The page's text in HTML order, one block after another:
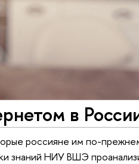
в
россияне им по-
знаний НИУ ВШЭ